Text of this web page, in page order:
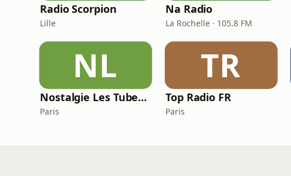
Radio Scorpion
Lille
Na Radio
La Rochelle · 105.8 FM
NL
Nostalgie Les Tubes 80 N1
Paris
TR
Top Radio FR
Paris